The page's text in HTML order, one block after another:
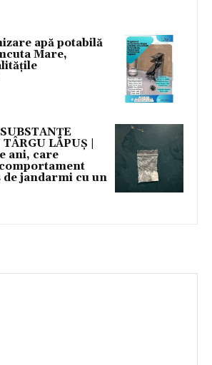
apă potabilă
Mare,
LĂPUȘ |
ani, care
de jandarmi cu un